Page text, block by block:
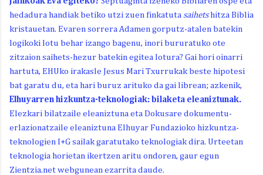
hedadura handiak betiko utzi zuen finkatuta saihetshitza Biblia
kristauetan. Evaren sorrera Adamen gorputz-atalen batekin
logikoki lotu behar izango bagenu, inori bururatuko ote
zitzaion saihets-hezur batekin egitea lotura? Gai hori oinarri
hartuta, EHUko irakasle Jesus Mari Txurrukak beste hipotesi
bat garatu du, eta hari buruz arituko da gai librean; azkenik,
Elhuyarren hizkuntza-teknologiak: bilaketa eleaniztunak.
Elezkari bilatzaile eleaniztuna eta Dokusare dokumentu-
erlazionatzaile eleaniztuna Elhuyar Fundazioko hizkuntza-
teknologien I+G sailak garatutako teknologiak dira. Urteetan
teknologia horietan ikertzen aritu ondoren, gaur egun
Zientzia.net webgunean ezarrita daude.